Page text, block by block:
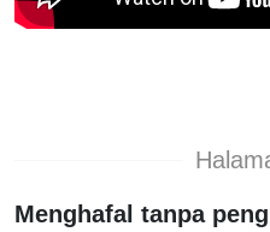
Menghafal tanpa